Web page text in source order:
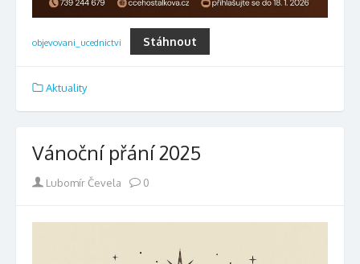
objevovani_ucednictvi Stáhnout
Aktuality
Vánoční přání 2025
Author
Lubomír Čevela 0